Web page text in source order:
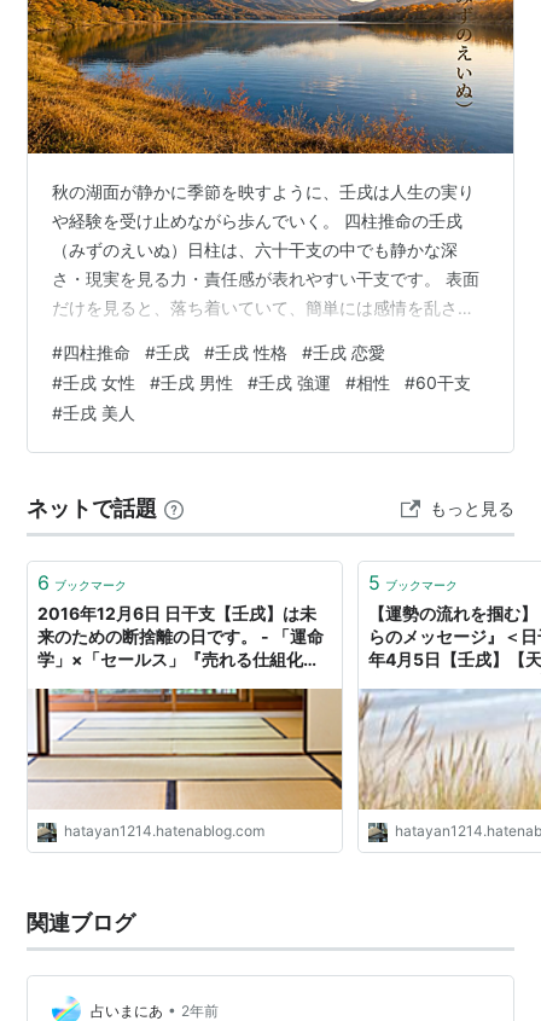
秋の湖面が静かに季節を映すように、壬戌は人生の実り
や経験を受け止めながら歩んでいく。 四柱推命の壬戌
（みずのえいぬ）日柱は、六十干支の中でも静かな深
さ・現実を見る力・責任感が表れやすい干支です。 表面
だけを見ると、落ち着いていて、簡単には感情を乱さな
よりも、周囲の様子を見ながら、自分の中でじっくり考
えて動くタイプです。 ただ、内面には深い理想や信念が
あり、守りたいもの、大切にしたい関係、譲れない基準
をしっかり持っています。普段は穏やかでも、本当に大
うな大きく流れる水を表します。戌は、乾いた土・…
#四柱推命 #壬戌 #壬戌 性格 #壬戌 恋愛
#壬戌 女性 #壬戌 男性 #壬戌 強運 #相性 #60干支
#壬戌 美人
ネットで話題 もっと見る
6 ブックマーク
2016年12月6日 日干支【壬戌】は未
来のための断捨離の日です。 - 「運命
学」×「セールス」『売れる仕組化通
hatayan1214.hatenablog.com
5 ブックマーク
【運勢の流れを掴む
らのメッセージ』＜
年4月5日【壬戌】【
信』
関連ブログ
占いまにあ • 2年前